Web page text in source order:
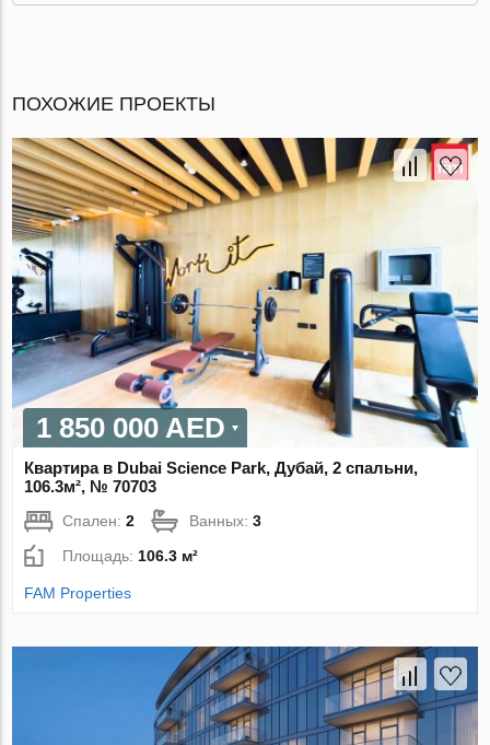
ПОХОЖИЕ ПРОЕКТЫ
1 850 000 AED
Квартира в Dubai Science Park, Дубай, 2 спальни,
106.3м², № 70703
Спален:2 Ванных:3
Площадь:106.3 м²
FAM Properties